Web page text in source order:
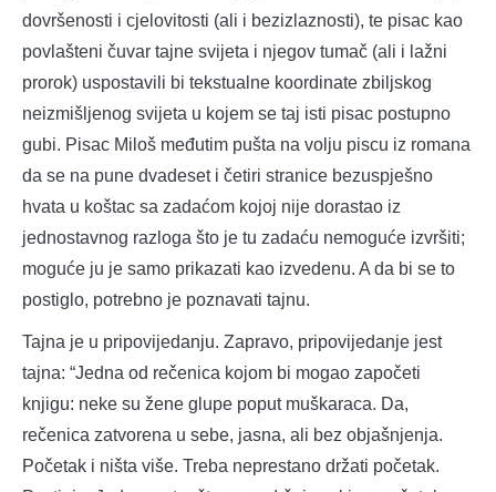
dovršenosti i cjelovitosti (ali i bezizlaznosti), te pisac kao
povlašteni čuvar tajne svijeta i njegov tumač (ali i lažni
prorok) uspostavili bi tekstualne koordinate zbiljskog
neizmišljenog svijeta u kojem se taj isti pisac postupno
gubi. Pisac Miloš međutim pušta na volju piscu iz romana
da se na pune dvadeset i četiri stranice bezuspješno
hvata u koštac sa zadaćom kojoj nije dorastao iz
jednostavnog razloga što je tu zadaću nemoguće izvršiti;
moguće ju je samo prikazati kao izvedenu. A da bi se to
postiglo, potrebno je poznavati tajnu.
Tajna je u pripovijedanju. Zapravo, pripovijedanje jest
tajna: “Jedna od rečenica kojom bi mogao započeti
knjigu: neke su žene glupe poput muškaraca. Da,
rečenica zatvorena u sebe, jasna, ali bez objašnjenja.
Početak i ništa više. Treba neprestano držati početak.